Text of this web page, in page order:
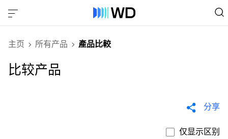
主页 所有产品 產品比較
比较产品
分享
仅显示区别